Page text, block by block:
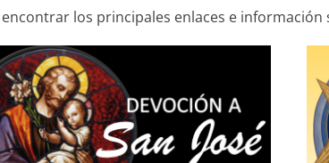
los principales enlaces e